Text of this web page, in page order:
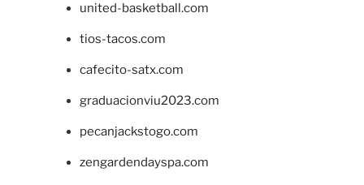
united-basketball.com
tios-tacos.com
cafecito-satx.com
graduacionviu2023.com
pecanjackstogo.com
zengardendayspa.com